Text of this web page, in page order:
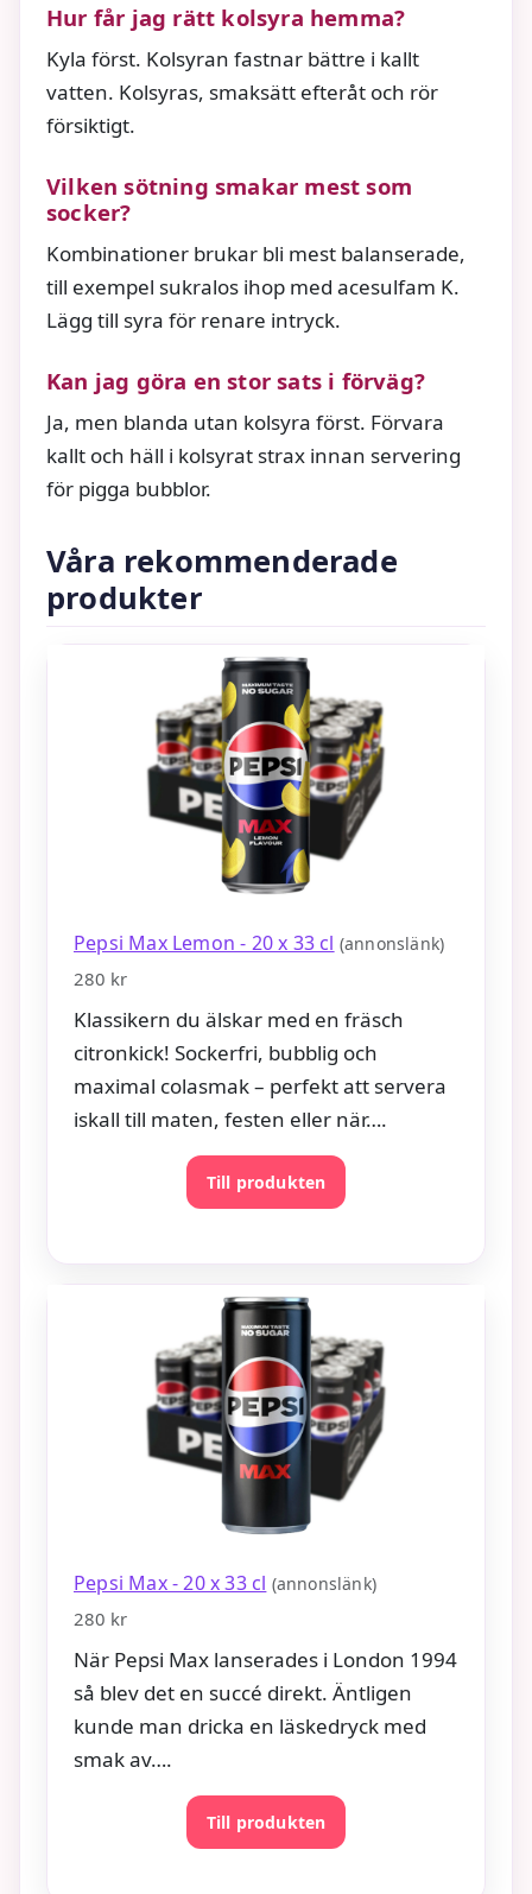
Hur får jag rätt kolsyra hemma?
Kyla först. Kolsyran fastnar bättre i kallt
vatten. Kolsyras, smaksätt efteråt och rör
försiktigt.
Vilken sötning smakar mest som
socker?
Kombinationer brukar bli mest balanserade,
till exempel sukralos ihop med acesulfam K.
Lägg till syra för renare intryck.
Kan jag göra en stor sats i förväg?
Ja, men blanda utan kolsyra först. Förvara
kallt och häll i kolsyrat strax innan servering
för pigga bubblor.
Våra rekommenderade
produkter
Pepsi Max Lemon - 20 x 33 cl (annonslänk)
280 kr
Klassikern du älskar med en fräsch
citronkick! Sockerfri, bubblig och
maximal colasmak – perfekt att servera
iskall till maten, festen eller när….
Till produkten
Pepsi Max - 20 x 33 cl (annonslänk)
280 kr
När Pepsi Max lanserades i London 1994
så blev det en succé direkt. Äntligen
kunde man dricka en läskedryck med
smak av….
Till produkten